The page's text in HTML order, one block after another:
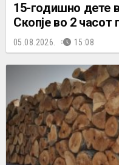
15-годишно дете
Скопје во 2 часот
05.08.2026. 15:08